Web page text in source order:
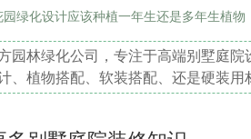
园绿化设计应该种植一年生还是多年生植物
园林绿化公司，专注于高端别墅庭
、植物搭配、软装搭配、还是硬装